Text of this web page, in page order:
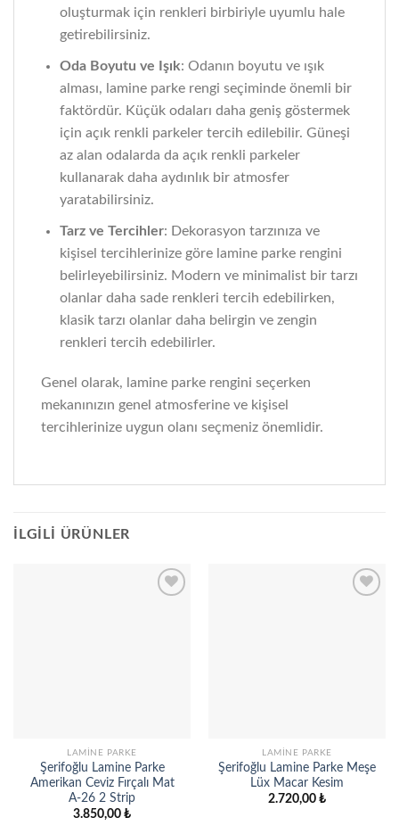
oluşturmak için renkleri birbiriyle uyumlu hale
getirebilirsiniz.
Oda Boyutu ve Işık: Odanın boyutu ve ışık
alması, lamine parke rengi seçiminde önemli bir
faktördür. Küçük odaları daha geniş göstermek
için açık renkli parkeler tercih edilebilir. Güneşi
az alan odalarda da açık renkli parkeler
kullanarak daha aydınlık bir atmosfer
yaratabilirsiniz.
Tarz ve Tercihler: Dekorasyon tarzınıza ve
kişisel tercihlerinize göre lamine parke rengini
belirleyebilirsiniz. Modern ve minimalist bir tarzı
olanlar daha sade renkleri tercih edebilirken,
klasik tarzı olanlar daha belirgin ve zengin
renkleri tercih edebilirler.
Genel olarak, lamine parke rengini seçerken
mekanınızın genel atmosferine ve kişisel
tercihlerinize uygun olanı seçmeniz önemlidir.
İLGILI ÜRÜNLER
LAMINE PARKE
Şerifoğlu Lamine Parke
Amerikan Ceviz Fırçalı Mat
A-26 2 Strip
3.850,00 ₺
LAMINE PARKE
Şerifoğlu Lamine Parke Meşe
Lüx Macar Kesim
2.720,00 ₺